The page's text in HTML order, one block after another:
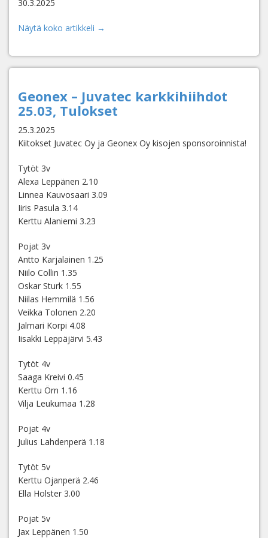
30.3.2025
Näytä koko artikkeli →
Geonex – Juvatec karkkihiihdot
25.03, Tulokset
25.3.2025
Kiitokset Juvatec Oy ja Geonex Oy kisojen sponsoroinnista!
Tytöt 3v
Alexa Leppänen 2.10
Linnea Kauvosaari 3.09
Iiris Pasula 3.14
Kerttu Alaniemi 3.23
Pojat 3v
Antto Karjalainen 1.25
Niilo Collin 1.35
Oskar Sturk 1.55
Niilas Hemmilä 1.56
Veikka Tolonen 2.20
Jalmari Korpi 4.08
Iisakki Leppäjärvi 5.43
Tytöt 4v
Saaga Kreivi 0.45
Kerttu Örn 1.16
Vilja Leukumaa 1.28
Pojat 4v
Julius Lahdenperä 1.18
Tytöt 5v
Kerttu Ojanperä 2.46
Ella Holster 3.00
Pojat 5v
Jax Leppänen 1.50